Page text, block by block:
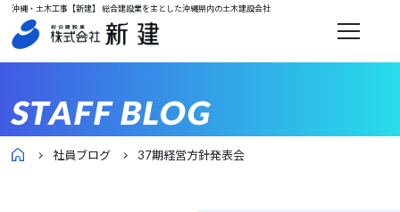
沖縄・土木工事【新建】 総合建設業を主とした沖縄県内の土木建設会社
STAFF BLOG
社員ブログ 37期経営方針発表会